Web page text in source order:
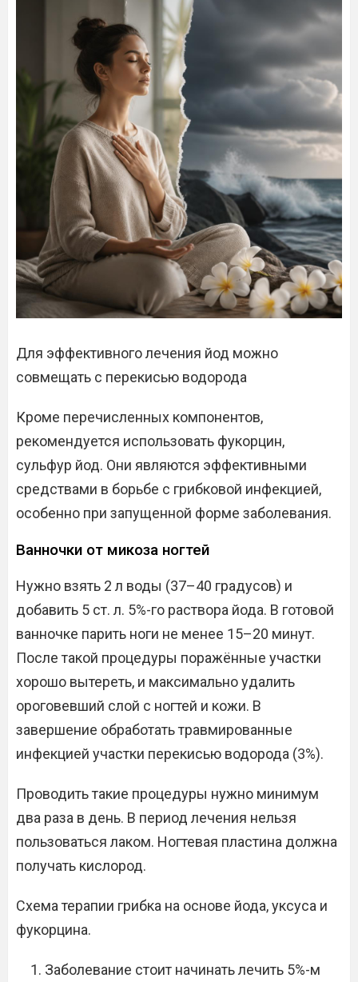
Для эффективного лечения йод можно
совмещать с перекисью водорода
Кроме перечисленных компонентов,
рекомендуется использовать фукорцин,
сульфур йод. Они являются эффективными
средствами в борьбе с грибковой инфекцией,
особенно при запущенной форме заболевания.
Ванночки от микоза ногтей
Нужно взять 2 л воды (37–40 градусов) и
добавить 5 ст. л. 5%-го раствора йода. В готовой
ванночке парить ноги не менее 15–20 минут.
После такой процедуры поражённые участки
хорошо вытереть, и максимально удалить
ороговевший слой с ногтей и кожи. В
завершение обработать травмированные
инфекцией участки перекисью водорода (3%).
Проводить такие процедуры нужно минимум
два раза в день. В период лечения нельзя
пользоваться лаком. Ногтевая пластина должна
получать кислород.
Схема терапии грибка на основе йода, уксуса и
фукорцина.
Заболевание стоит начинать лечить 5%-м